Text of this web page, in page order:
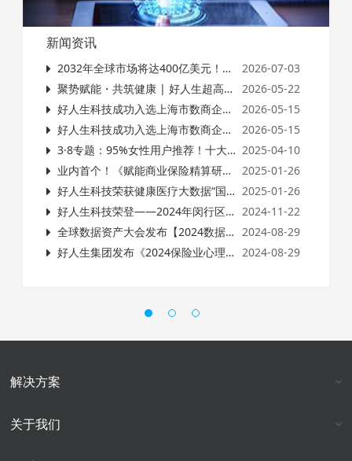
新闻资讯
2032年全球市场将达400亿美元！国际二诊，为什么突然火了？
2026-07-03
聚势赋能・共筑健康 | 好人生超高端体检培训沙龙会（江浙站）圆满落幕
2026-05-22
好人生科技成功入选上海市数商企业入库名单，数字健康科技实力再获权威认可
2026-05-15
好人生科技成功入选上海市数商企业入库名单，数字健康科技实力再获权威认可
2026-05-15
3·8专题：95%女性用户推荐！十大高价值健康管理服务，重新定义保险增值新体验 2025-04-10
业内首个！《赋能商业保险精算研究的医疗大数据规范》意见征询座谈会在沪圆满举行！
2025-01-26
好人生科技荣获健康医疗大数据“国家级”荣誉！ 2025-01-26
好人生科技荣登——2024年闵行区培育行业领军企业、支持特色园区（集群）发展项目扶持名单！ 2024-11-22
全球数据资产大会发布【2024数据资产运营生态图谱】好人生科技荣登三大板块！ 2024-08-29
好人生集团发布《2024保险业心理健康服务数据报告》 2024-08-29
解决方案
关于我们